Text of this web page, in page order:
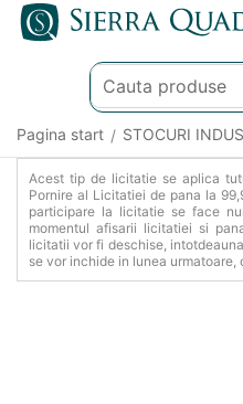
Pagina start / STOCURI
Acest tip de licitatie se aplica
Pornire al Licitatiei de pana la
participare la licitatie se face
momentul afisarii licitatiei si
licitatii vor fi deschise,
se vor inchide in lunea urmatoare,